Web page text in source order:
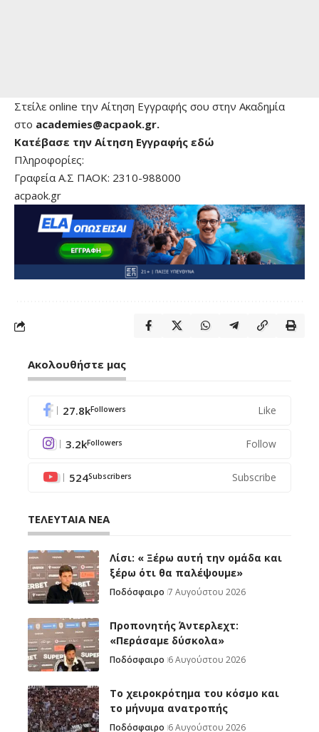
Στείλε online την Αίτηση Εγγραφής σου στην Ακαδημία
στο academies@acpaok.gr.
Κατέβασε την Αίτηση Εγγραφής εδώ
Πληροφορίες:
Γραφεία Α.Σ ΠΑΟΚ: 2310-988000
acpaok.gr
Ακολουθήστε μας
27.8kFollowers Like
3.2kFollowers Follow
524Subscribers Subscribe
ΤΕΛΕΥΤΑΙΑ ΝΕΑ
Λίσι: « Ξέρω αυτή την ομάδα και
ξέρω ότι θα παλέψουμε»
Ποδόσφαιρο 7 Αυγούστου 2026
Προπονητής Άντερλεχτ:
«Περάσαμε δύσκολα»
Ποδόσφαιρο 6 Αυγούστου 2026
Το χειροκρότημα του κόσμο και
το μήνυμα ανατροπής
Ποδόσφαιρο 6 Αυγούστου 2026